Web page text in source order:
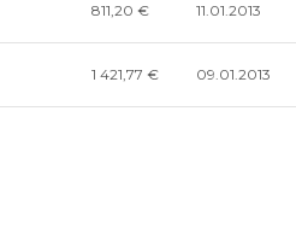
811,20 € 11.01.2013
1 421,77 € 09.01.2013